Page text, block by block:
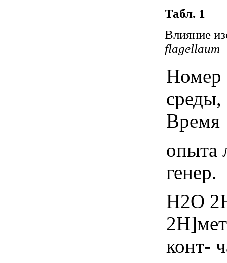
Табл. 1
Влияние
flagellaum
Номер
Время
опыта
генер.
Н2О
конт-